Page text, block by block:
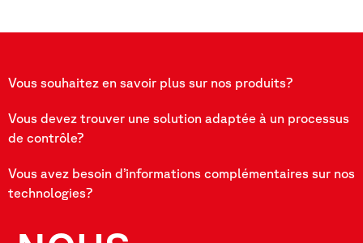
Vous souhaitez en savoir plus sur nos produits?
Vous devez trouver une solution adaptée à un processus
de contrôle?
Vous avez besoin d’informations complémentaires sur nos
technologies?